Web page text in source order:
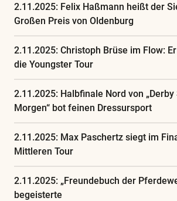
2.11.2025: Felix Haßmann heißt der
Großen Preis von Oldenburg
2.11.2025: Christoph Brüse im Flow:
die Youngster Tour
2.11.2025: Halbfinale Nord von „Derby
Morgen“ bot feinen Dressursport
2.11.2025: Max Paschertz siegt im
Mittleren Tour
2.11.2025: „Freundebuch der
begeisterte